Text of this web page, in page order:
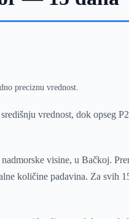
preciznu vrednost.
vrednost, dok opseg
visine, u Bačkoj.
količine padavina. Za svih